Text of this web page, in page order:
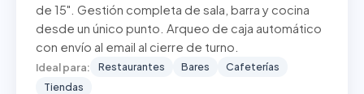
de 15". Gestión completa de sala, barra y cocina
desde un único punto. Arqueo de caja automático
con envío al email al cierre de turno.
Ideal para: Restaurantes Bares
Cafeterías
Tiendas